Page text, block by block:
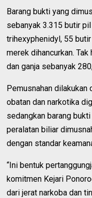
Barang bukti yang
sebanyak 3.315 butir
trihexyphenidyl, 55
merek dihancurkan.
dan ganja sebanyak
Pemusnahan dilakukan
obatan dan narkotika
sedangkan barang
peralatan biliar
dengan standar
“Ini bentuk
komitmen Kejari
dari jerat narkoba dan